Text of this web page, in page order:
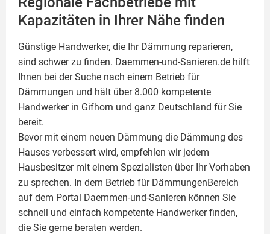
Kapazitäten in Ihrer Nähe finden
Günstige Handwerker, die Ihr Dämmung reparieren,
sind schwer zu finden. Daemmen-und-Sanieren.de hilft
Ihnen bei der Suche nach einem Betrieb für
Dämmungen und hält über 8.000 kompetente
Handwerker in Gifhorn und ganz Deutschland für Sie
bereit.
Bevor mit einem neuen Dämmung die Dämmung des
Hauses verbessert wird, empfehlen wir jedem
Hausbesitzer mit einem Spezialisten über Ihr Vorhaben
zu sprechen. In dem Betrieb für DämmungenBereich
auf dem Portal Daemmen-und-Sanieren können Sie
schnell und einfach kompetente Handwerker finden,
die Sie gerne beraten werden.